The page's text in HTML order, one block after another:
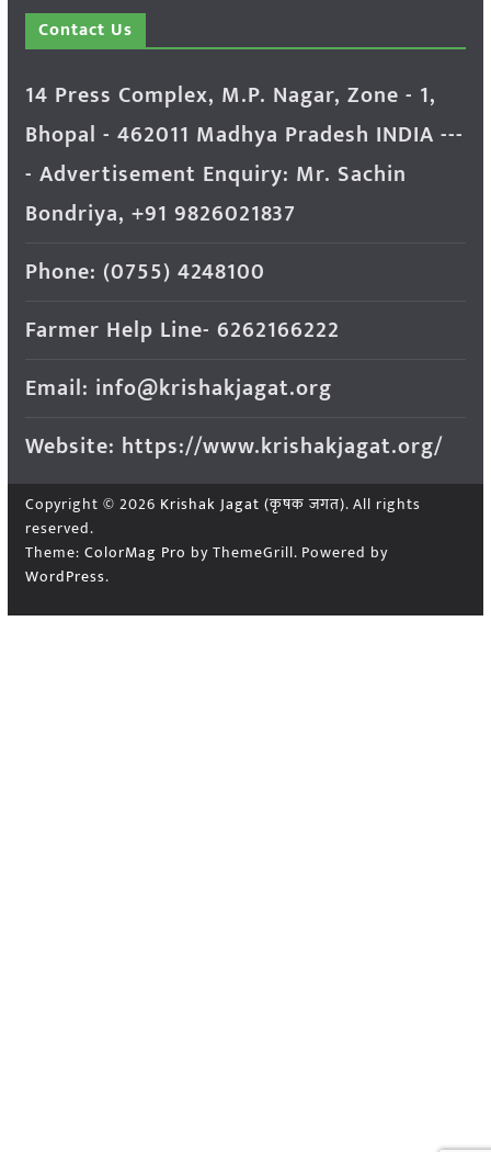
Contact Us
14 Press Complex, M.P. Nagar, Zone - 1,
Bhopal - 462011 Madhya Pradesh INDIA ---
- Advertisement Enquiry: Mr. Sachin
Bondriya, +91 9826021837
Phone: (0755) 4248100
Farmer Help Line- 6262166222
Email: info@krishakjagat.org
Website: https://www.krishakjagat.org/
Copyright © 2026 Krishak Jagat (कृषक जगत). All rights
reserved.
Theme: ColorMag Pro by ThemeGrill. Powered by
WordPress.